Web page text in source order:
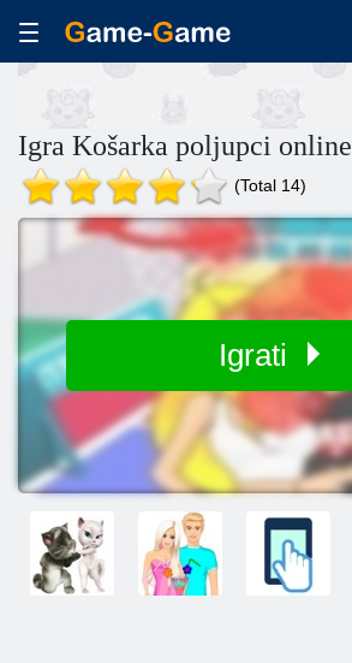
Igra Košarka poljupci online
(Total 14)
Igrati